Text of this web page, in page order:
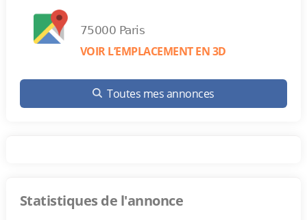
75000 Paris
VOIR L’EMPLACEMENT EN 3D
Toutes mes annonces
Statistiques de l'annonce